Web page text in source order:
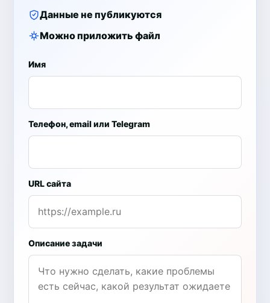
Данные не публикуются
Можно приложить файл
Имя
Телефон, email или Telegram
URL сайта
Описание задачи